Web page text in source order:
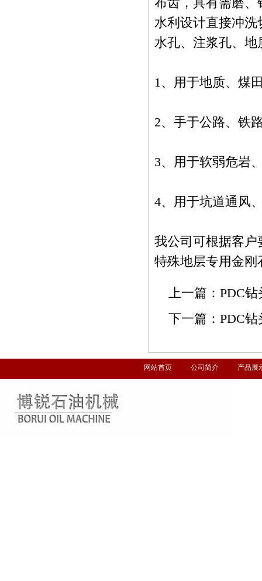
水利设计直接冲
水孔、注浆孔、
1、用于地质、煤
2、手于公路、铁
3、用于软弱危岩
4、用于坑道通风
我公司可根据客
特殊地层专用金刚
上一篇： PDC钻
下一篇： PDC钻
网站首页 公司简介 产品展